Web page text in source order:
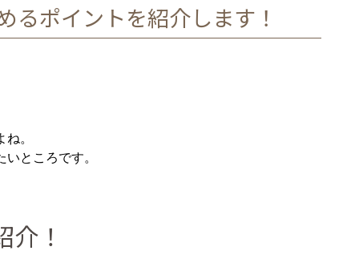
ポイントを紹介します！
。
ところです。
！